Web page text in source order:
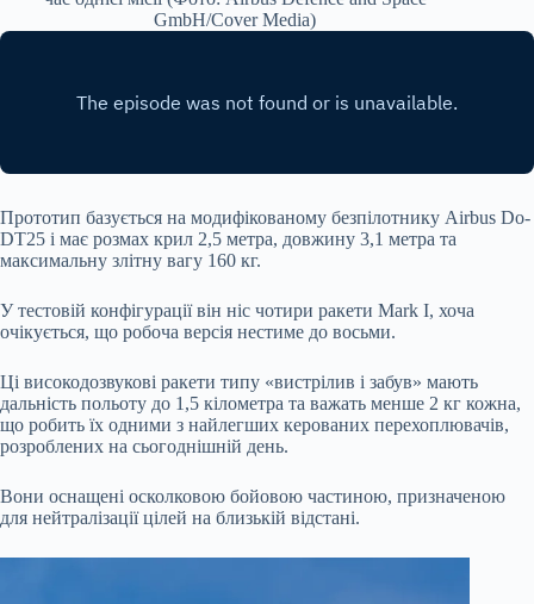
GmbH/Cover Media)
Прототип базується на модифікованому безпілотнику Airbus Do-
DT25 і має розмах крил 2,5 метра, довжину 3,1 метра та
максимальну злітну вагу 160 кг.
У тестовій конфігурації він ніс чотири ракети Mark I, хоча
очікується, що робоча версія нестиме до восьми.
Ці високодозвукові ракети типу «вистрілив і забув» мають
дальність польоту до 1,5 кілометра та важать менше 2 кг кожна,
що робить їх одними з найлегших керованих перехоплювачів,
розроблених на сьогоднішній день.
Вони оснащені осколковою бойовою частиною, призначеною
для нейтралізації цілей на близькій відстані.